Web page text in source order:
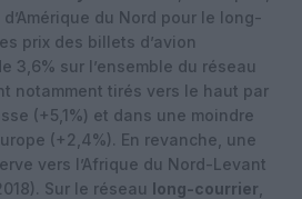
du Nord pour le long-
prix des billets d’avion
3,6% sur l’ensemble du réseau
notamment tirés vers le haut par
(+5,1%) et dans une moindre
(+2,4%). En revanche, une
vers l’Afrique du Nord-Levant
Sur le réseau long-courrier